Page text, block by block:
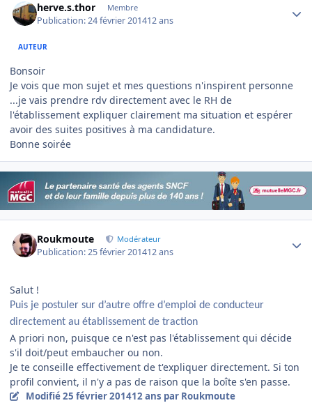
herve.s.thor Membre
Publication:24 février 201412 ans
AUTEUR
Bonsoir
Je vois que mon sujet et mes questions n'inspirent personne
...je vais prendre rdv directement avec le RH de
l'établissement expliquer clairement ma situation et espérer
avoir des suites positives à ma candidature.
Bonne soirée
Roukmoute Modérateur
Publication:25 février 201412 ans
Salut !
Puis je postuler sur d’autre offre d’emploi de conducteur
directement au établissement de traction
A priori non, puisque ce n'est pas l'établissement qui décide
s'il doit/peut embaucher ou non.
Je te conseille effectivement de t'expliquer directement. Si ton
profil convient, il n'y a pas de raison que la boîte s'en passe.
Modifié25 février 201412 ans par Roukmoute